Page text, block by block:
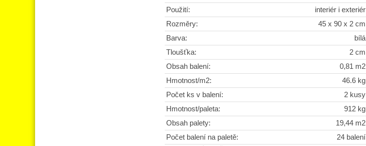
Použití:
interiér i exteriér
Rozměry:
45 x 90 x 2 cm
Barva:
bílá
Tloušťka:
2 cm
Obsah balení:
0,81 m2
Hmotnost/m2:
46.6 kg
Počet ks v balení:
2 kusy
Hmotnost/paleta:
912 kg
Obsah palety:
19,44 m2
Počet balení na paletě:
24 balení